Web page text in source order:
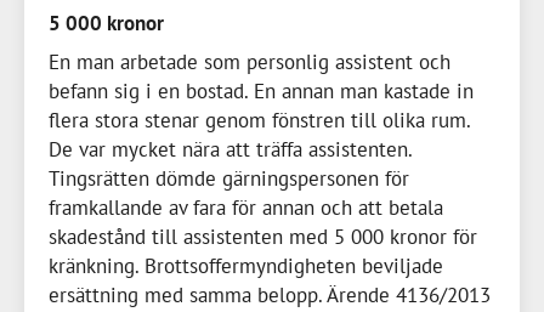
5 000 kronor
En man arbetade som personlig assistent och
befann sig i en bostad. En annan man kastade in
flera stora stenar genom fönstren till olika rum.
De var mycket nära att träffa assistenten.
Tingsrätten dömde gärningspersonen för
framkallande av fara för annan och att betala
skadestånd till assistenten med 5 000 kronor för
kränkning. Brottsoffermyndigheten beviljade
ersättning med samma belopp. Ärende 4136/2013